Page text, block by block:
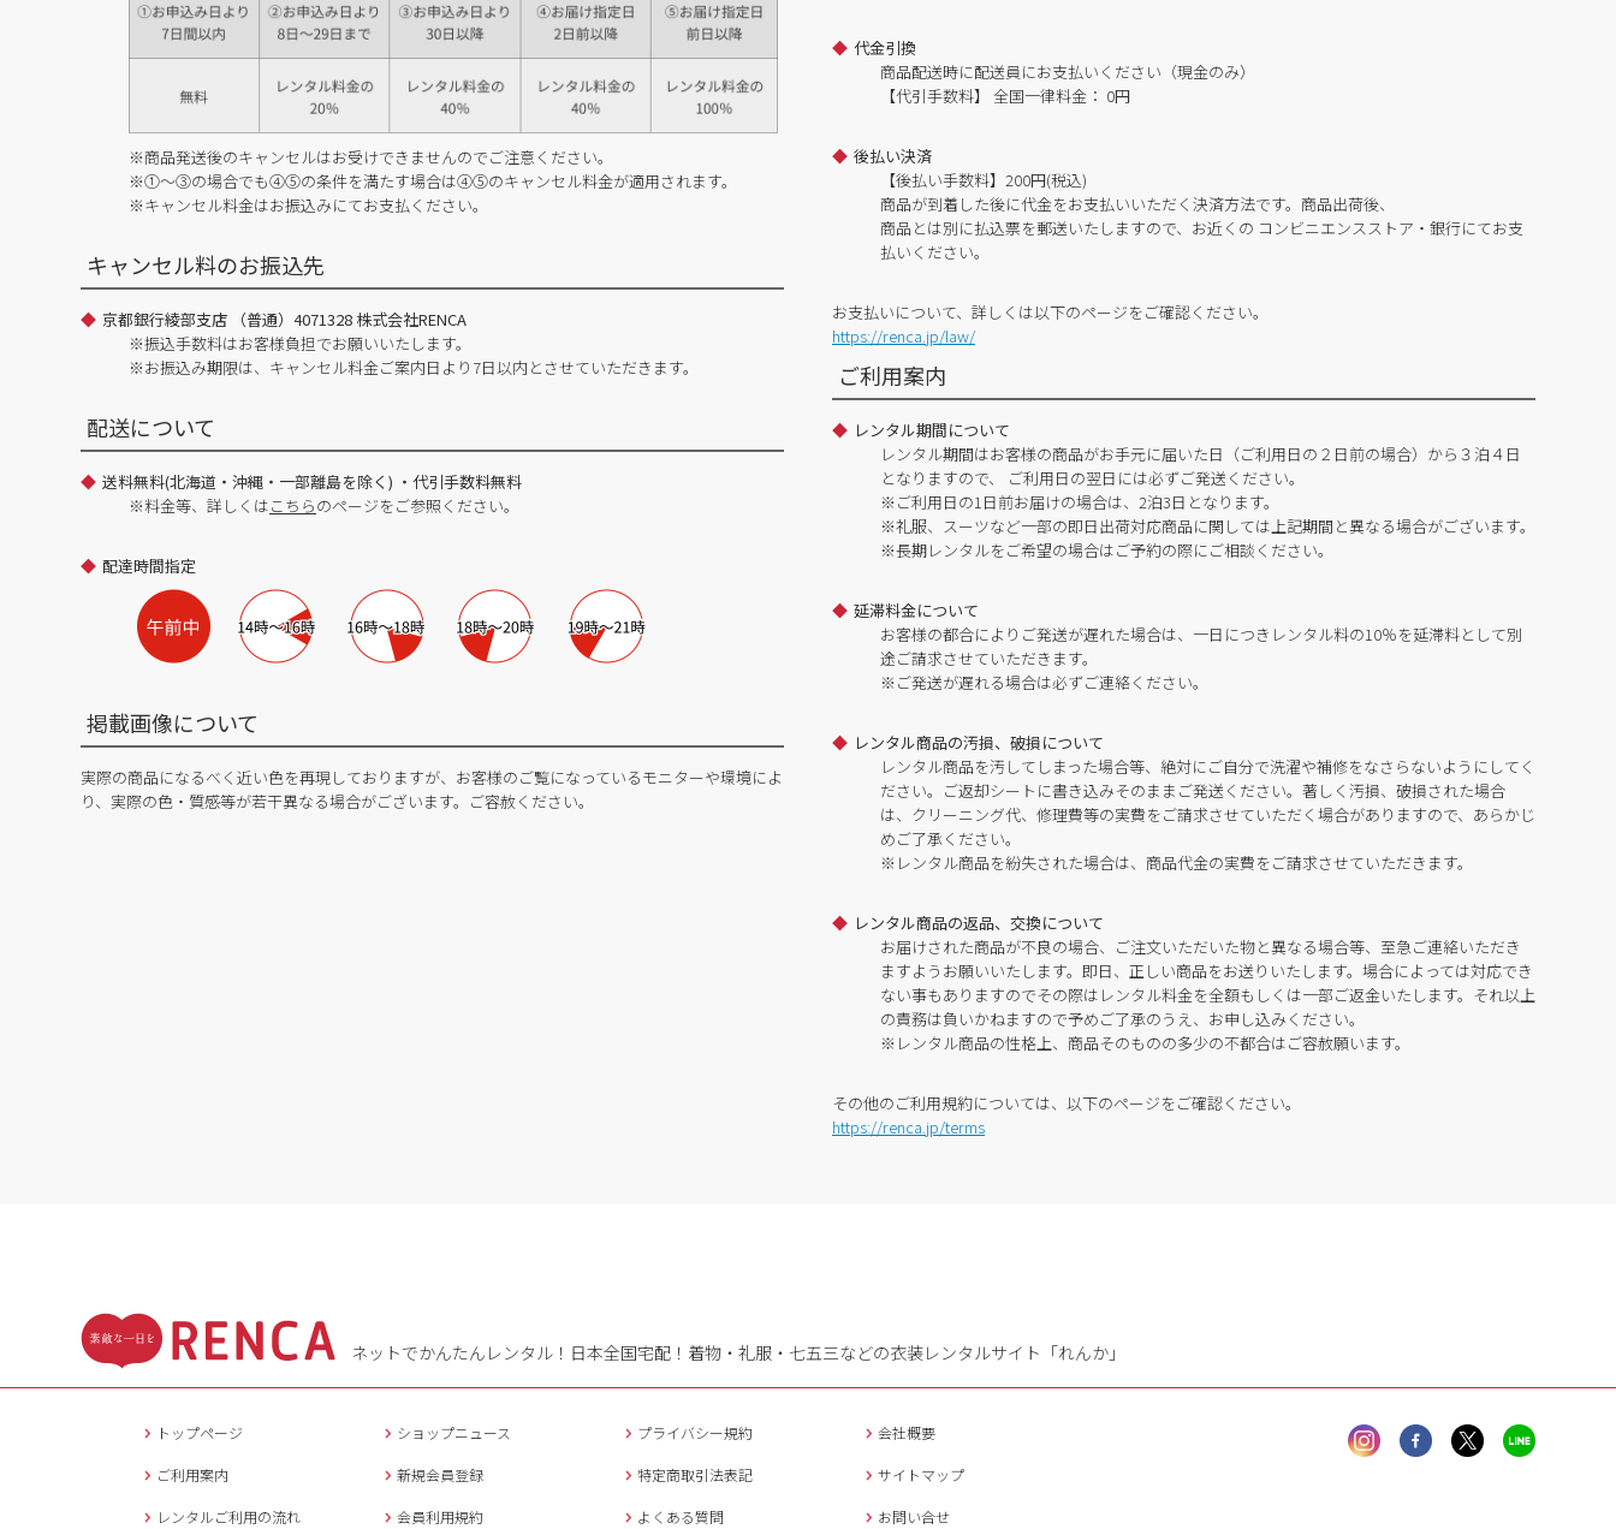
※商品発送後のキャンセルはお受けできませんのでご注意ください。
※①～③の場合でも④⑤の条件を満たす場合は④⑤のキャンセル料金が適用されます。
※キャンセル料金はお振込みにてお支払ください。
キャンセル料のお振込先
京都銀行綾部支店 （普通）4071328 株式会社RENCA
※振込手数料はお客様負担でお願いいたします。
※お振込み期限は、キャンセル料金ご案内日より7日以内とさせていただきます。
配送について
送料無料(北海道・沖縄・一部離島を除く) ・代引手数料無料
※料金等、詳しくはこちらのページをご参照ください。
配達時間指定
掲載画像について
実際の商品になるべく近い色を再現しておりますが、お客様のご覧になっているモニターや環境によ
り、実際の色・質感等が若干異なる場合がございます。ご容赦ください。
代金引換
商品配送時に配送員にお支払いください（現金のみ）
【代引手数料】 全国一律料金： 0円
後払い決済
【後払い手数料】200円(税込)
商品が到着した後に代金をお支払いいただく決済方法です。商品出荷後、
商品とは別に払込票を郵送いたしますので、お近くの コンビニエンスストア・銀行にてお支
払いください。
お支払いについて、詳しくは以下のページをご確認ください。
https://renca.jp/law/
ご利用案内
レンタル期間について
レンタル期間はお客様の商品がお手元に届いた日（ご利用日の２日前の場合）から３泊４日
となりますので、 ご利用日の翌日には必ずご発送ください。
※ご利用日の1日前お届けの場合は、2泊3日となります。
※礼服、スーツなど一部の即日出荷対応商品に関しては上記期間と異なる場合がございます。
※長期レンタルをご希望の場合はご予約の際にご相談ください。
延滞料金について
お客様の都合によりご発送が遅れた場合は、一日につきレンタル料の10％を延滞料として別
途ご請求させていただきます。
※ご発送が遅れる場合は必ずご連絡ください。
レンタル商品の汚損、破損について
レンタル商品を汚してしまった場合等、絶対にご自分で洗濯や補修をなさらないようにしてく
ださい。ご返却シートに書き込みそのままご発送ください。著しく汚損、破損された場合
は、クリーニング代、修理費等の実費をご請求させていただく場合がありますので、あらかじ
めご了承ください。
※レンタル商品を紛失された場合は、商品代金の実費をご請求させていただきます。
レンタル商品の返品、交換について
お届けされた商品が不良の場合、ご注文いただいた物と異なる場合等、至急ご連絡いただき
ますようお願いいたします。即日、正しい商品をお送りいたします。場合によっては対応でき
ない事もありますのでその際はレンタル料金を全額もしくは一部ご返金いたします。それ以上
の責務は負いかねますので予めご了承のうえ、お申し込みください。
※レンタル商品の性格上、商品そのものの多少の不都合はご容赦願います。
その他のご利用規約については、以下のページをご確認ください。
https://renca.jp/terms
ネットでかんたんレンタル！日本全国宅配！ 着物・礼服・七五三などの衣装レンタルサイト「れんか」
トップページ ショップニュース プライバシー規約 会社概要
ご利用案内 新規会員登録 特定商取引法表記 サイトマップ
レンタルご利用の流れ 会員利用規約 よくある質問 お問い合せ